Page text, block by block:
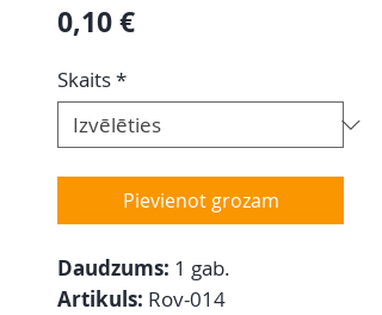
0,10 €Cena
Skaits*
Pievienot grozam
Daudzums: 1 gab.
Artikuls: Rov-014